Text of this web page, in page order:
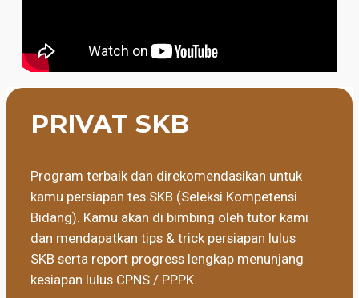
PRIVAT SKB
Program terbaik dan direkomendasikan untuk
kamu persiapan tes SKB (Seleksi Kompetensi
Bidang). Kamu akan di bimbing oleh tutor kami
dan mendapatkan tips & trick persiapan lulus
SKB serta report progress lengkap menunjang
kesiapan lulus CPNS / PPPK.